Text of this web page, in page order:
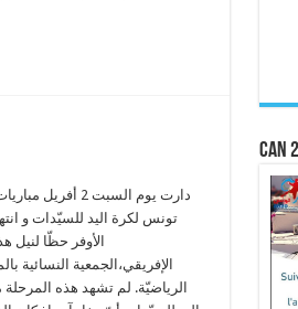
تونس لكرة اليد للسيّدات و
الأوفر حظّا لنيل
الإفريقي،الجمعية النسائية
الرياضيّة. لم تشهد هذه
CAN